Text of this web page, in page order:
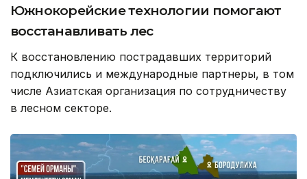
Южнокорейские технологии помогают
восстанавливать лес
К восстановлению пострадавших территорий
подключились и международные партнеры, в том
числе Азиатская организация по сотрудничеству
в лесном секторе.